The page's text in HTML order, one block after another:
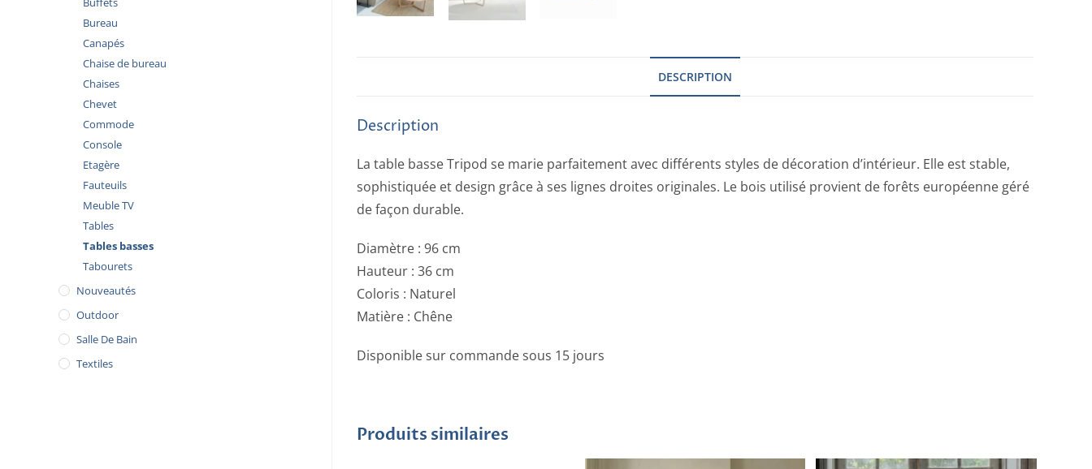
DESCRIPTION
Description
La table basse Tripod se marie parfaitement avec différents styles de décoration d’intérieur. Elle est stable,
sophistiquée et design grâce à ses lignes droites originales. Le bois utilisé provient de forêts européenne géré
de façon durable.
Diamètre : 96 cm
Hauteur : 36 cm
Coloris : Naturel
Matière : Chêne
Disponible sur commande sous 15 jours
Produits similaires
Bureau
Canapés
Chaise de bureau
Chaises
Chevet
Commode
Console
Etagère
Fauteuils
Meuble TV
Tables
Tables basses
Tabourets
Nouveautés
Outdoor
Salle De Bain
Textiles